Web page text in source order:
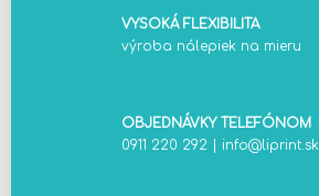
VYSOKÁ FLEXIBILITA
výroba nálepiek na mieru
OBJEDNÁVKY TELEFÓNOM
0911 220 292
info@liprint.sk